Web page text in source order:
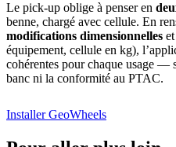
Le pick-up oblige à penser en
benne, chargé avec cellule. En
modifications dimensionnelles
équipement, cellule en kg),
cohérentes pour chaque usage —
banc ni la conformité au PTAC.
Installer GeoWheels